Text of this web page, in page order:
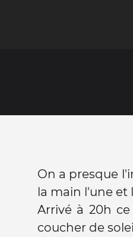
On a presque
la main l'une et
Arrivé à 20h
coucher de